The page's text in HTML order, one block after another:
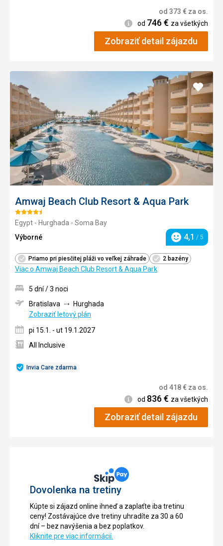
od 373 € za os.
Informácie
od 746€ za všetkých
Zobraziť detail zájazdu
Amwaj Beach Club Resort & Aqua Park
Hodnotenie:
4.5/5
Egypt - Hurghada - Soma Bay
Výborné
Hodnotenie
4,1 / 5
Priamo pri piesčitej pláži vo veľkej záhrade 2 bazény
Viac o Amwaj Beach Club Resort & Aqua Park
Pridať
do
Invia Care zdarma
5 dní / 3 noci
Bratislava
Hurghada
Zobraziť letový plán
pi 15.1. - ut 19.1.2027
All Inclusive
od 418€ za os.
Informácie
od 836€ za všetkých
Zobraziť detail zájazdu
Dovolenka na tretiny
Kúpte si zájazd online ihneď a zaplaťte iba tretinu
ceny! Zostávajúce dve tretiny uhradíte za 30 a 60
dní – bez navýšenia a bez poplatkov.
Kliknite pre viac informácií.